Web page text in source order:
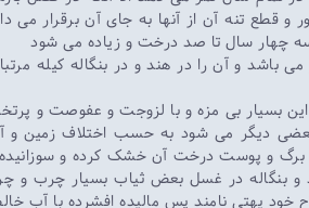
قطع تنه آن از آنها به جای آن برقرار می
چهار سال تا صد درخت و زیاده می شود
و آن را در هند و در بنگاله کیله
بسیار بی مزه و با لزوجت و عفوصت و
بعضی دیگر می شود به حسب اختلاف زمین
برگ و پوست درخت آن خشک کرده و
و بنگاله در غسل بعض ثیاب بسیار چرب
خود یهتی نامند پس مالیده افشرده با آب